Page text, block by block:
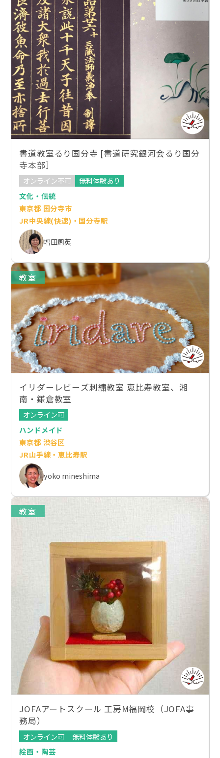
書道教室るり国分寺 [書道研究銀河会るり国分
寺本部］
オンライン不可
無料体験あり
文化・伝統
東京都 国分寺市
JR中央線(快速)・国分寺駅
増田周英
教室
イリダーレビーズ刺繍教室 恵比寿教室、湘
南・鎌倉教室
オンライン可
ハンドメイド
東京都 渋谷区
JR山手線・恵比寿駅
yoko mineshima
教室
JOFAアートスクール 工房M福岡校（JOFA事
務局）
オンライン可
無料体験あり
絵画・陶芸